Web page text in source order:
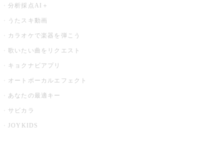
分析採点AI＋
うたスキ動画
カラオケで楽器を弾こう
歌いたい曲をリクエスト
キョクナビアプリ
オートボーカルエフェクト
あなたの最適キー
サビカラ
JOYKIDS